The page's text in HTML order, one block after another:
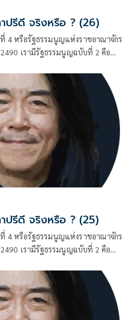
รีดี จริงหรือ ? (26)
4 หรือรัฐธรรมนูญแห่งราชอาณาจักร
บที่ 2 คือ
รีดี จริงหรือ ? (25)
4 หรือรัฐธรรมนูญแห่งราชอาณาจักร
บที่ 2 คือ